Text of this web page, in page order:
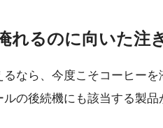
れるのに向いた注
なら、今度こそコーヒー
の後続機にも該当する製品